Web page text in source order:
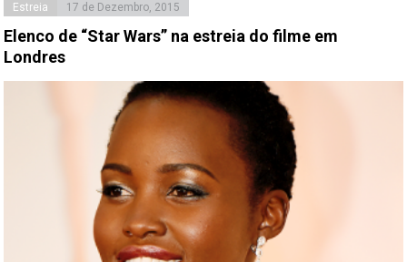
Estreia 17 de Dezembro, 2015
Elenco de “Star Wars” na estreia do filme em
Londres